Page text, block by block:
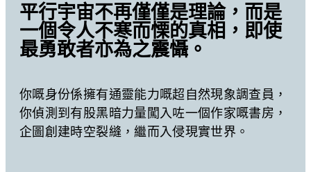
平行宇宙不再僅僅是理論，而是
一個令人不寒而慄的真相，即使
最勇敢者亦為之震懾。
你嘅身份係擁有通靈能力嘅超自然現象調查員，
你偵測到有股黑暗力量闖入咗一個作家嘅書房，
企圖創建時空裂縫，繼而入侵現實世界。